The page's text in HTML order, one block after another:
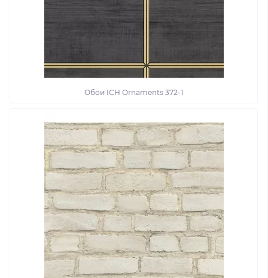
Обои ІСН Ornaments 372-1